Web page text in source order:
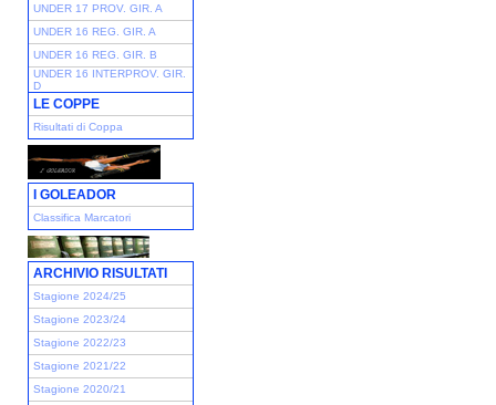
UNDER 17 PROV. GIR. A
UNDER 16 REG. GIR. A
UNDER 16 REG. GIR. B
UNDER 16 INTERPROV. GIR.
D
LE COPPE
Risultati di Coppa
I GOLEADOR
Classifica Marcatori
ARCHIVIO RISULTATI
Stagione 2024/25
Stagione 2023/24
Stagione 2022/23
Stagione 2021/22
Stagione 2020/21